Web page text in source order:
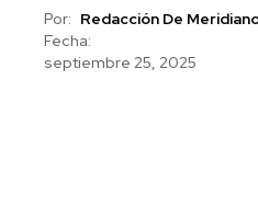
Por: Redacción De
Fecha:
septiembre 25, 2025